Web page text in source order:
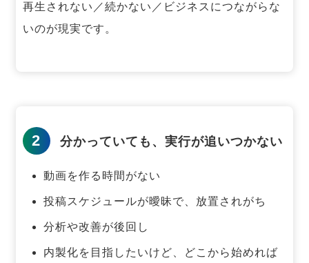
再生されない／続かない／ビジネスにつながらな
いのが現実です。
2 分かっていても、実行が追いつかない
動画を作る時間がない
投稿スケジュールが曖昧で、放置されがち
分析や改善が後回し
内製化を目指したいけど、どこから始めれば